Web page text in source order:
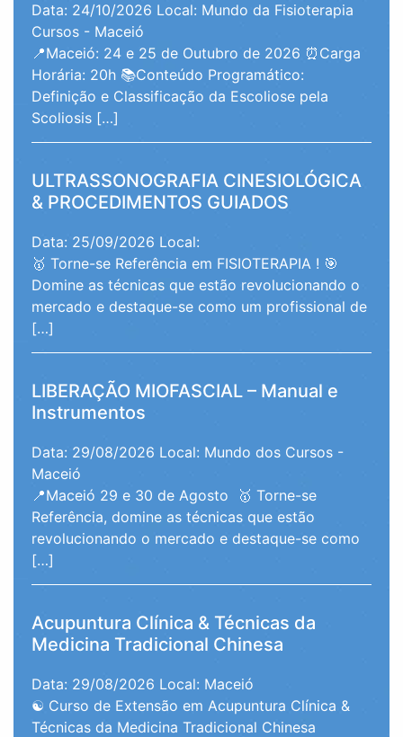
Data: 24/10/2026 Local: Mundo da Fisioterapia
Cursos - Maceió
📍Maceió: 24 e 25 de Outubro de 2026 ⏰Carga
Horária: 20h 📚Conteúdo Programático:
Definição e Classificação da Escoliose pela
Scoliosis […]
ULTRASSONOGRAFIA CINESIOLÓGICA
& PROCEDIMENTOS GUIADOS
Data: 25/09/2026 Local:
🥇 Torne-se Referência em FISIOTERAPIA ! 🎯
Domine as técnicas que estão revolucionando o
mercado e destaque-se como um profissional de
[…]
LIBERAÇÃO MIOFASCIAL – Manual e
Instrumentos
Data: 29/08/2026 Local: Mundo dos Cursos -
Maceió
📍Maceió 29 e 30 de Agosto 🥇 Torne-se
Referência, domine as técnicas que estão
revolucionando o mercado e destaque-se como
[…]
Acupuntura Clínica & Técnicas da
Medicina Tradicional Chinesa
Data: 29/08/2026 Local: Maceió
☯️ Curso de Extensão em Acupuntura Clínica &
Técnicas da Medicina Tradicional Chinesa